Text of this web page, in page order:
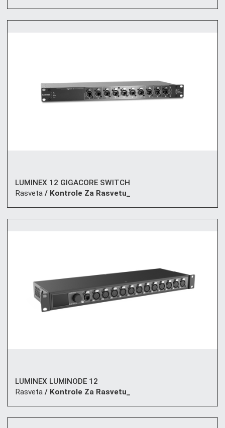
LUMINEX 12 GIGACORE SWITCH
Rasveta / Kontrole Za Rasvetu_
LUMINEX LUMINODE 12
Rasveta / Kontrole Za Rasvetu_